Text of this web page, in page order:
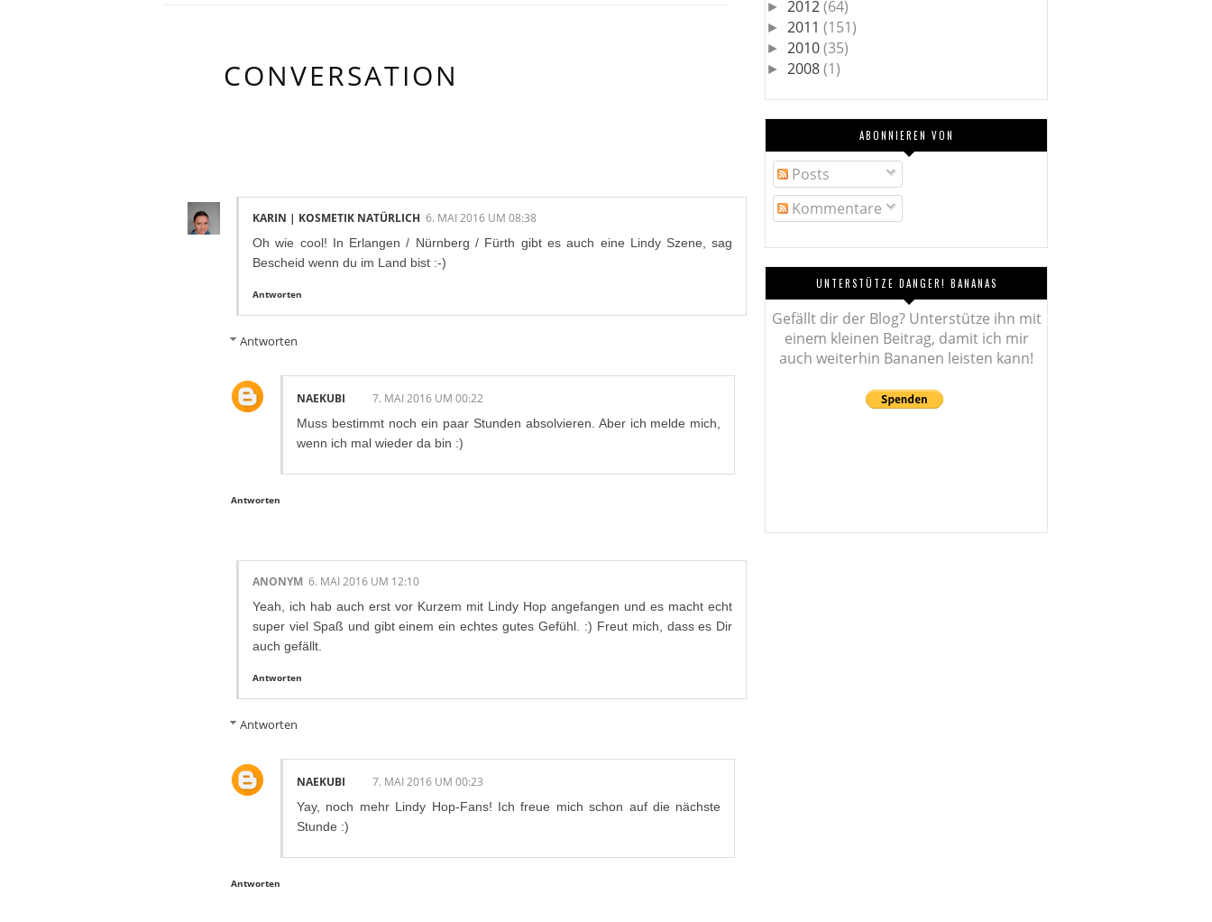
CONVERSATION
KARIN | KOSMETIK NATÜRLICH 6. MAI 2016 UM 08:38
Oh wie cool! In Erlangen / Nürnberg / Fürth gibt es auch eine Lindy Szene, sag
Bescheid wenn du im Land bist :-)
Antworten
Antworten
NAEKUBI 7. MAI 2016 UM 00:22
Muss bestimmt noch ein paar Stunden absolvieren. Aber ich melde mich,
wenn ich mal wieder da bin :)
Antworten
ANONYM 6. MAI 2016 UM 12:10
Yeah, ich hab auch erst vor Kurzem mit Lindy Hop angefangen und es macht echt
super viel Spaß und gibt einem ein echtes gutes Gefühl. :) Freut mich, dass es Dir
auch gefällt.
Antworten
Antworten
NAEKUBI 7. MAI 2016 UM 00:23
Yay, noch mehr Lindy Hop-Fans! Ich freue mich schon auf die nächste
Stunde :)
Antworten
► 2012(64)
► 2011(151)
► 2010(35)
► 2008(1)
ABONNIEREN VON
Posts
Kommentare
UNTERSTÜTZE DANGER! BANANAS
Gefällt dir der Blog? Unterstütze ihn mit
einem kleinen Beitrag, damit ich mir
auch weiterhin Bananen leisten kann!